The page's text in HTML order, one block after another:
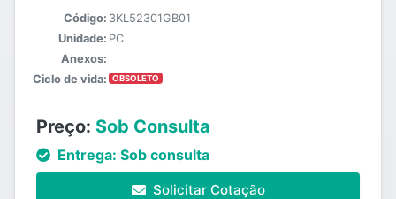
Código: 3KL52301GB01
Unidade: PC
Anexos:
Ciclo de vida:
OBSOLETO
Preço: Sob Consulta
Entrega: Sob consulta
Solicitar Cotação